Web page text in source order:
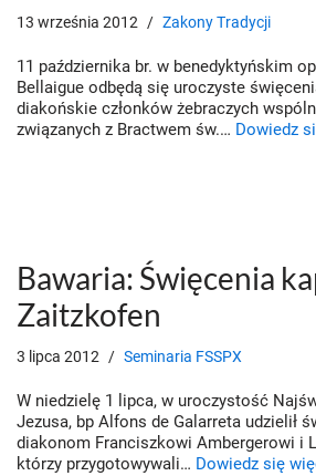
13 września 2012 Zakony Tradycji
11 października br. w benedyktyńskim
Bellaigue odbędą się uroczyste
diakońskie członków żebraczych
związanych z Bractwem św.… Dowiedz
Bawaria: Święcenia
Zaitzkofen
3 lipca 2012 Seminaria FSSPX
W niedzielę 1 lipca, w uroczystość
Jezusa, bp Alfons de Galarreta udzielił
diakonom Franciszkowi Ambergerowi i
którzy przygotowywali… Dowiedz się